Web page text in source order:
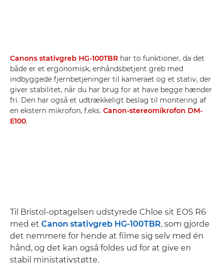
Canons stativgreb HG-100TBR har to funktioner, da det
både er et ergonomisk, enhåndsbetjent greb med
indbyggede fjernbetjeninger til kameraet og et stativ, der
giver stabilitet, når du har brug for at have begge hænder
fri. Den har også et udtrækkeligt beslag til montering af
en ekstern mikrofon, f.eks. Canon-stereomikrofon DM-
E100.
Til Bristol-optagelsen udstyrede Chloe sit EOS R6
med et Canon stativgreb HG-100TBR, som gjorde
det nemmere for hende at filme sig selv med én
hånd, og det kan også foldes ud for at give en
stabil ministativstøtte.